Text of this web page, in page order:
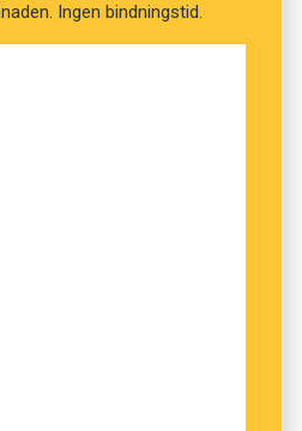
Ingen bindningstid.